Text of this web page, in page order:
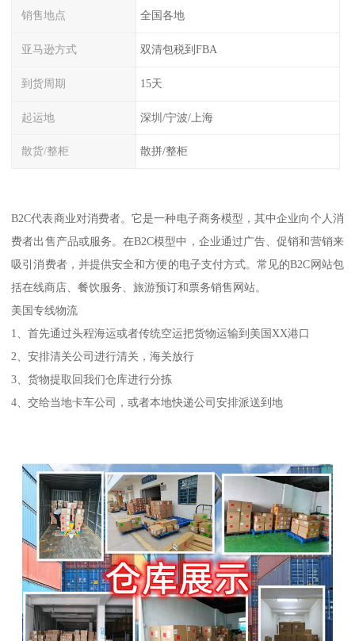
销售地点 全国各地
亚马逊方式 双清包税到FBA
到货周期 15天
起运地 深圳/宁波/上海
散货/整柜 散拼/整柜
B2C代表商业对消费者。它是一种电子商务模型，其中企业向个人消
费者出售产品或服务。在B2C模型中，企业通过广告、促销和营销来
吸引消费者，并提供安全和方便的电子支付方式。常见的B2C网站包
括在线商店、餐饮服务、旅游预订和票务销售网站。
美国专线物流
1、首先通过头程海运或者传统空运把货物运输到美国XX港口
2、安排清关公司进行清关，海关放行
3、货物提取回我们仓库进行分拣
4、交给当地卡车公司，或者本地快递公司安排派送到地